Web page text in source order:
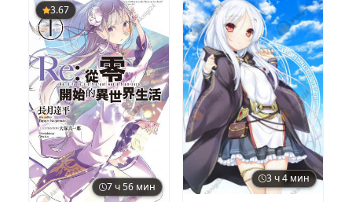
3.67
7 ч 56 мин
3 ч 4 мин